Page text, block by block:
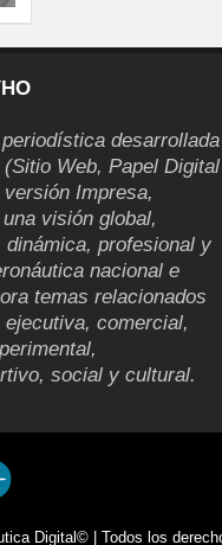
desarrollada
Web, Papel Digital
Impresa,
visión global,
profesional y
nacional e
temas relacionados
comercial,
social y cultural.
Digital© | Todos los